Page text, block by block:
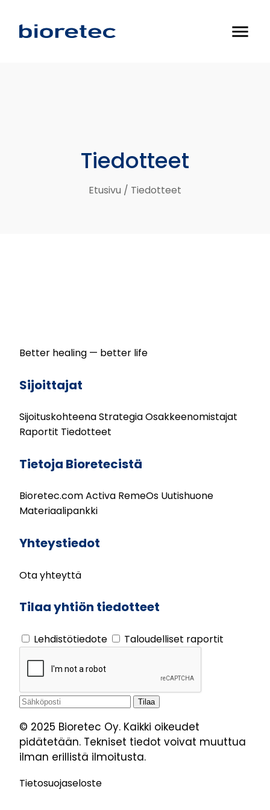
menu
Tiedotteet
Etusivu / Tiedotteet
Better healing — better life
Sijoittajat
SijoituskohteenaStrategiaOsakkeenomistajat
Raportit Tiedotteet
Tietoja Bioretecistä
Bioretec.comActiva RemeOs Uutishuone
Materiaalipankki
Yhteystiedot
Ota yhteyttä
Tilaa yhtiön tiedotteet
Lehdistötiedote Taloudelliset raportit
© 2025 Bioretec Oy. Kaikki oikeudet
pidätetään. Tekniset tiedot voivat muuttua
ilman erillistä ilmoitusta.
Tietosuojaseloste